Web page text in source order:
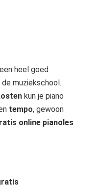
heel goed
muziekschool.
kun je piano
tempo, gewoon
online pianoles